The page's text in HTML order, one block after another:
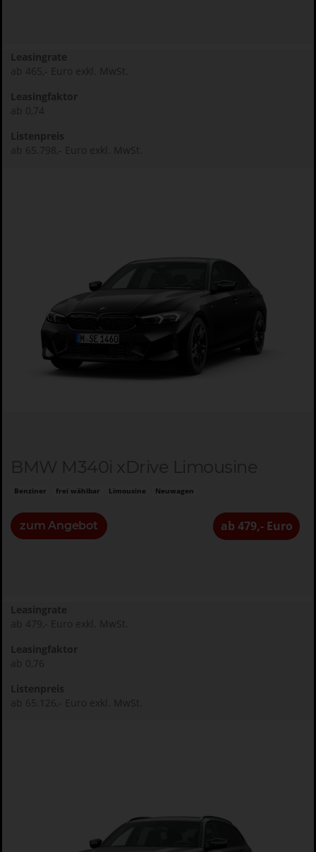
Leasingrate
ab 465,- Euro exkl. MwSt.
Leasingfaktor
ab 0,74
Listenpreis
ab 65.798,- Euro exkl. MwSt.
BMW M340i xDrive Limousine
Benziner frei wählbar Limousine Neuwagen
zum Angebot ab 479,- Euro
Leasingrate
ab 479,- Euro exkl. MwSt.
Leasingfaktor
ab 0,76
Listenpreis
ab 65.126,- Euro exkl. MwSt.